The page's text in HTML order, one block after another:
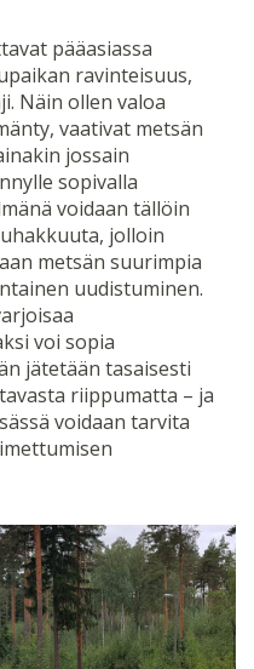
pääasiassa
ravinteisuus,
Näin ollen valoa
vaativat metsän
jossain
sopivalla
voidaan tällöin
jolloin
metsän suurimpia
uudistuminen.
voi sopia
jätetään tasaisesti
riippumatta – ja
voidaan tarvita